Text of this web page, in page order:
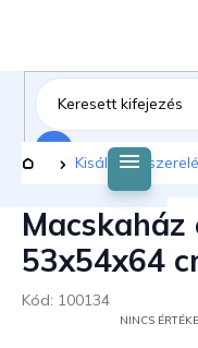
tartalomhoz
Kezdőlap
Kisállat
Macskaház
53x54x64
Kód: 100134
NINCS